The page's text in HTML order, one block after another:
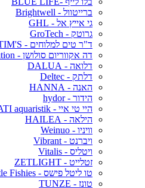
ברייטוול - Brightwell
גי אייץ אל - GHL
גרוטק - GroTech
ד"ר טים למלוחים - DR. TIM'S
דה אקווריום סולושן - The Aquarium Solution
דלואה - DALUA
דלתק - Deltec
האנה - HANNA
הידור - hydor
היי טי איי - ATI aquaristik
הילאה - HAILEA
וויניו - Weinuo
ויברנט - Vibrant
ויטליס - Vitalis
זטלייט - ZETLIGHT
טו ליטל פישס - Two Little Fishies
טונז - TUNZE